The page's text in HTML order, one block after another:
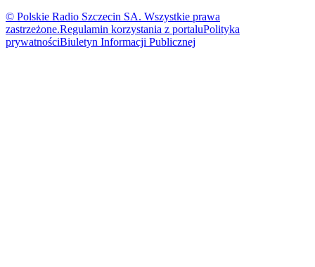
© Polskie Radio Szczecin SA. Wszystkie prawa
zastrzeżone.Regulamin korzystania z portaluPolityka
prywatnościBiuletyn Informacji Publicznej